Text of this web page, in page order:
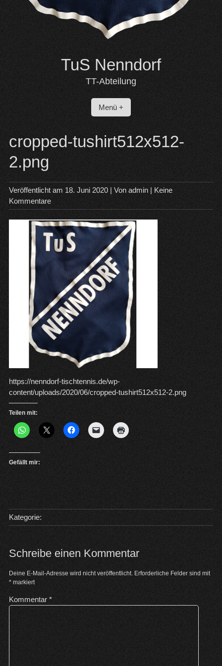
TuS Nenndorf
TT-Abteilung
Menü +
cropped-tushirt512x512-
2.png
Veröffentlicht am 18. Juni 2020| Von admin| Keine
Kommentare
https://nenndorf-tischtennis.de/wp-
content/uploads/2020/06/cropped-tushirt512x512-2.png
Teilen mit:
Gefällt mir:
Kategorie:
Schreibe einen Kommentar
Deine E-Mail-Adresse wird nicht veröffentlicht. Erforderliche Felder sind mit
*markiert
Kommentar *